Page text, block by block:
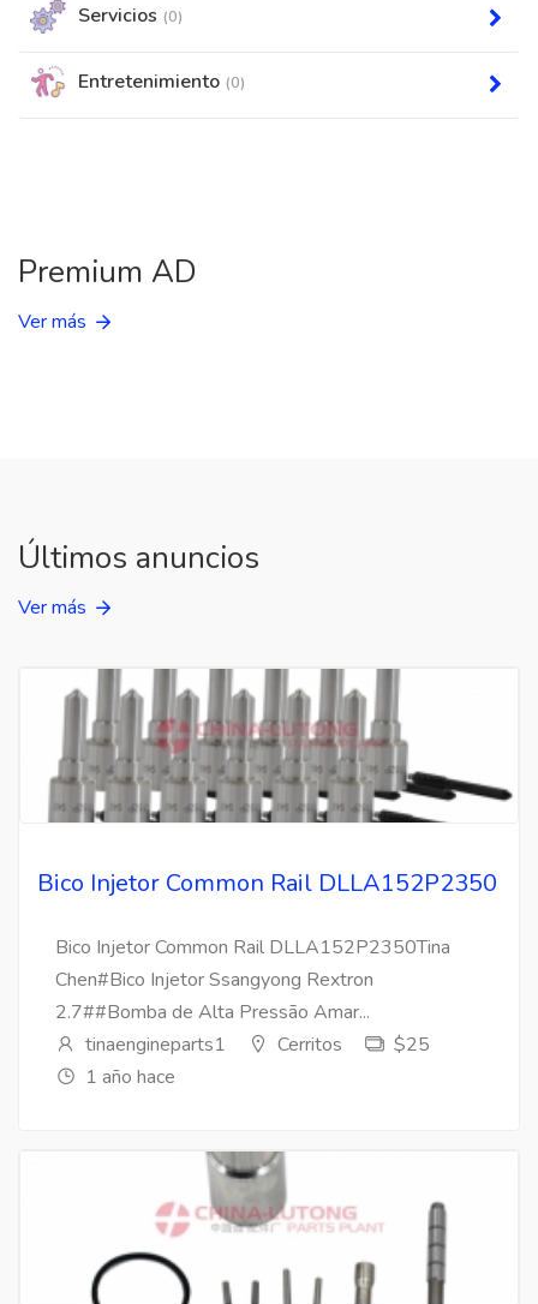
Servicios (0)
Entretenimiento (0)
Premium AD
Ver más
Últimos anuncios
Ver más
Bico Injetor Common Rail DLLA152P2350
Bico Injetor Common Rail DLLA152P2350Tina
Chen#Bico Injetor Ssangyong Rextron
2.7##Bomba de Alta Pressão Amar...
tinaengineparts1
Cerritos
$25
1 año hace